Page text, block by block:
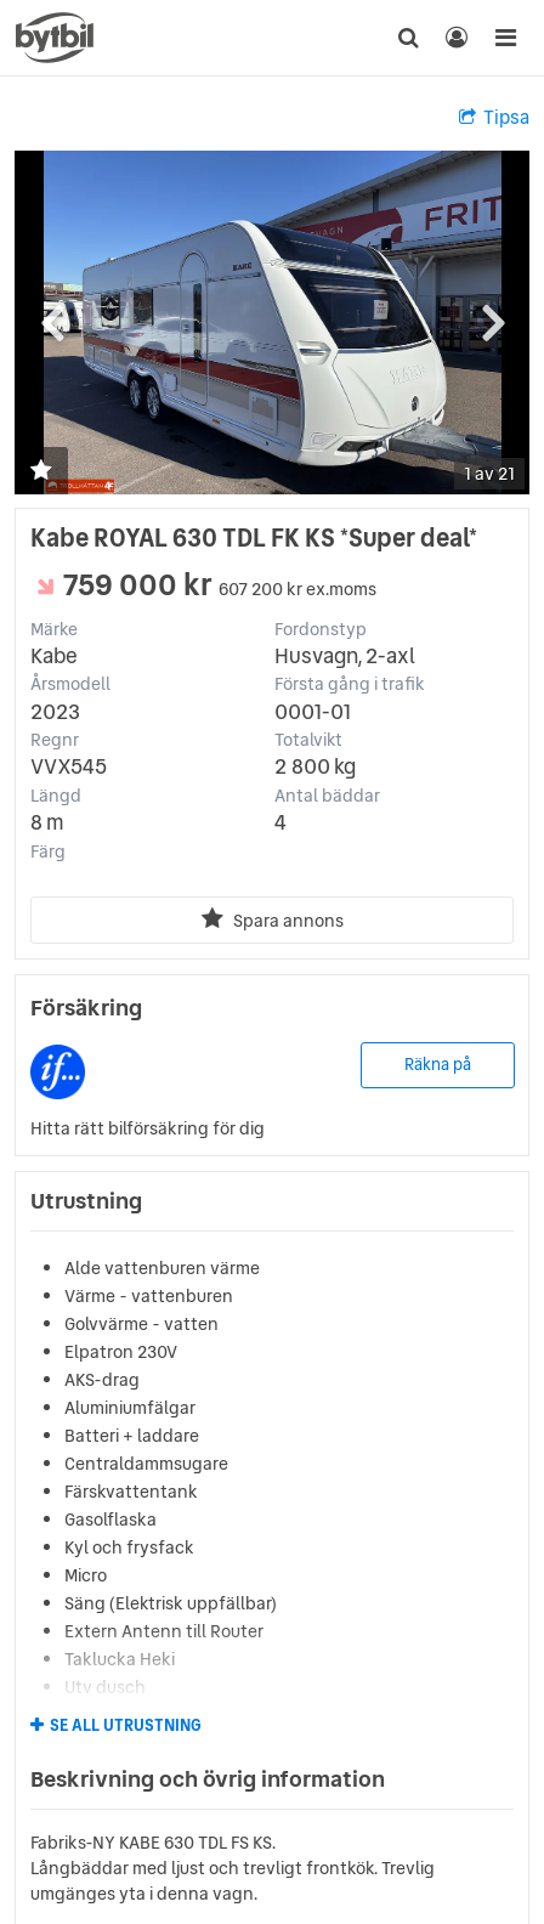
Tipsa
1 av 21
Kabe ROYAL 630 TDL FK KS *Super deal*
759 000 kr 607 200 kr ex.moms
Märke
Kabe
Fordonstyp
Husvagn, 2-axl
Årsmodell
2023
Första gång i trafik
0001-01
Regnr
VVX545
Totalvikt
2 800 kg
Längd
8 m
Antal bäddar
4
Färg
Spara annons
Försäkring
Räkna på
Hitta rätt bilförsäkring för dig
Utrustning
Alde vattenburen värme
Värme - vattenburen
Golvvärme - vatten
Elpatron 230V
AKS-drag
Aluminiumfälgar
Batteri + laddare
Centraldammsugare
Färskvattentank
Gasolflaska
Kyl och frysfack
Micro
Säng (Elektrisk uppfällbar)
Extern Antenn till Router
Taklucka Heki
Utv dusch
Utvändigt gasoluttag
Långbäddar
Tademaxel
Tjänstevikt: 1910 kg
Höjd: 278 cm
MAXIMAL TOTALVIKT
SE ALL UTRUSTNING
Beskrivning och övrig information
Fabriks-NY KABE 630 TDL FS KS.
Långbäddar med ljust och trevligt frontkök. Trevlig
umgänges yta i denna vagn.